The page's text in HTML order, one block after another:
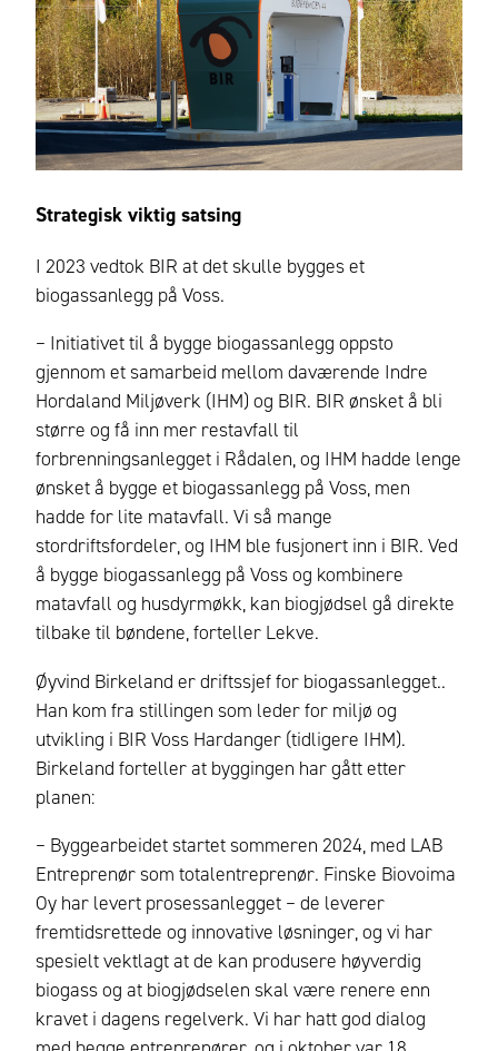
Strategisk viktig satsing
I 2023 vedtok BIR at det skulle bygges et
biogassanlegg på Voss.
– Initiativet til å bygge biogassanlegg oppsto
gjennom et samarbeid mellom daværende Indre
Hordaland Miljøverk (IHM) og BIR. BIR ønsket å bli
større og få inn mer restavfall til
forbrenningsanlegget i Rådalen, og IHM hadde lenge
ønsket å bygge et biogassanlegg på Voss, men
hadde for lite matavfall. Vi så mange
stordriftsfordeler, og IHM ble fusjonert inn i BIR. Ved
å bygge biogassanlegg på Voss og kombinere
matavfall og husdyrmøkk, kan biogjødsel gå direkte
tilbake til bøndene, forteller Lekve.
Øyvind Birkeland er driftssjef for biogassanlegget..
Han kom fra stillingen som leder for miljø og
utvikling i BIR Voss Hardanger (tidligere IHM).
Birkeland forteller at byggingen har gått etter
planen:
– Byggearbeidet startet sommeren 2024, med LAB
Entreprenør som totalentreprenør. Finske Biovoima
Oy har levert prosessanlegget – de leverer
fremtidsrettede og innovative løsninger, og vi har
spesielt vektlagt at de kan produsere høyverdig
biogass og at biogjødselen skal være renere enn
kravet i dagens regelverk. Vi har hatt god dialog